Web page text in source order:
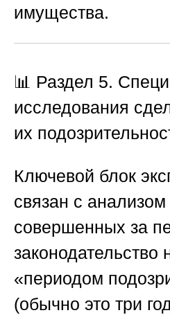
имущества.
📊 Раздел 5.
исследования
их
Ключевой блок
связан с анализом
совершенных за
законодательство
«периодом
(обычно это три